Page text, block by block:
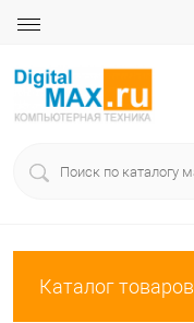
Каталог товаров